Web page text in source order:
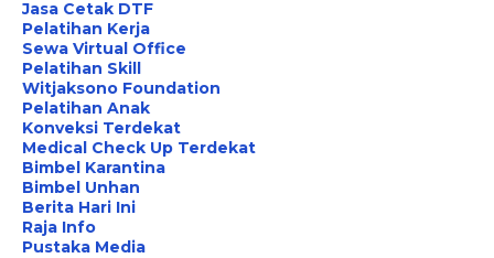
Jasa Cetak DTF
Pelatihan Kerja
Sewa Virtual Office
Pelatihan Skill
Witjaksono Foundation
Pelatihan Anak
Konveksi Terdekat
Medical Check Up Terdekat
Bimbel Karantina
Bimbel Unhan
Berita Hari Ini
Raja Info
Pustaka Media